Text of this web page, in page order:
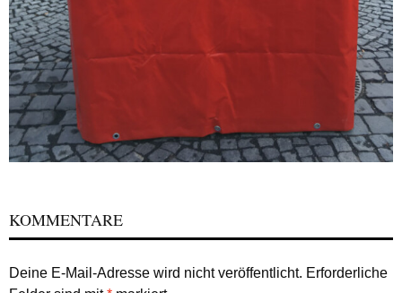
KOMMENTARE
Deine E-Mail-Adresse wird nicht veröffentlicht. Erforderliche